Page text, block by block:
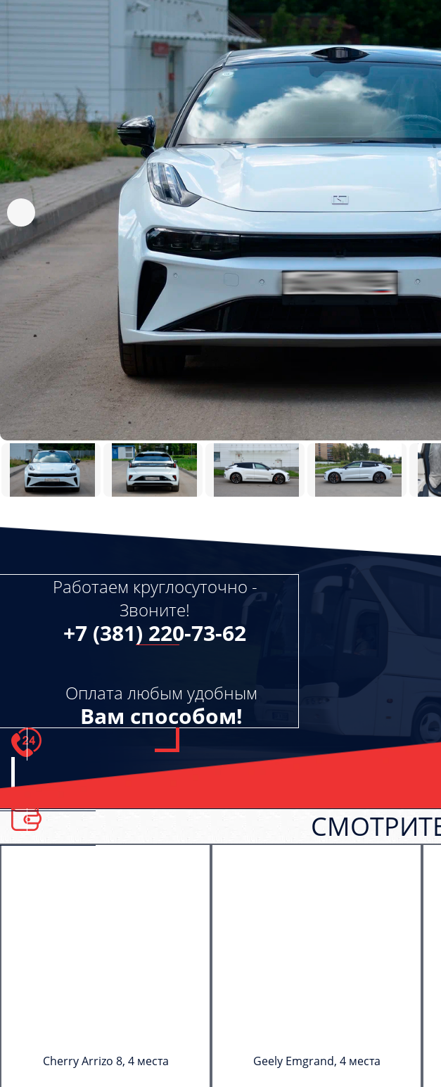
Работаем круглосуточно -
Звоните!
+7 (381) 220-73-62
Оплата любым удобным
Вам способом!
Cherry Arrizo 8, 4 места Geely Emgrand, 4 места